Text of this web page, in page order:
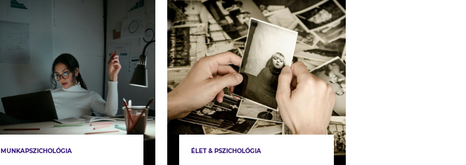
MUNKAPSZICHOLÓGIA ÉLET & PSZICHOLÓGIA